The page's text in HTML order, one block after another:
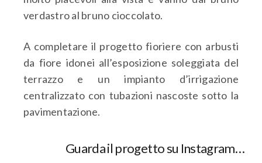
verdastro al bruno cioccolato.
A completare il progetto fioriere con arbusti
da fiore idonei all’esposizione soleggiata del
terrazzo e un impianto d’irrigazione
centralizzato con tubazioni nascoste sotto la
pavimentazione.
Guarda il progetto su Instagram…